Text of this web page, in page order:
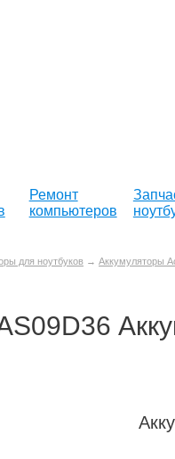
Ремонт
компьютеров
для ноутбуков → Аккумуляторы